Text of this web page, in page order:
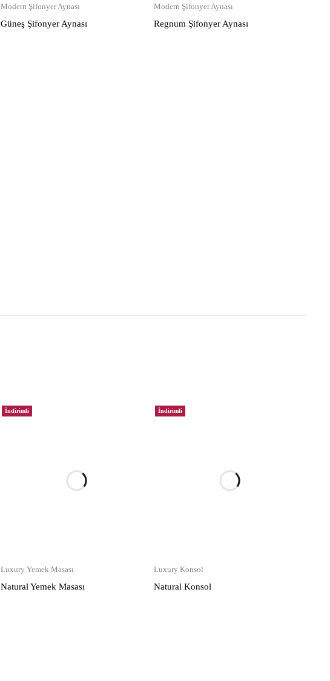
Modern Şifonyer Aynası
Güneş Şifonyer Aynası
Modern Şifonyer Aynası
Regnum Şifonyer Aynası
İndirimli
Luxury Yemek Masası
Natural Yemek Masası
İndirimli
Luxury Konsol
Natural Konsol